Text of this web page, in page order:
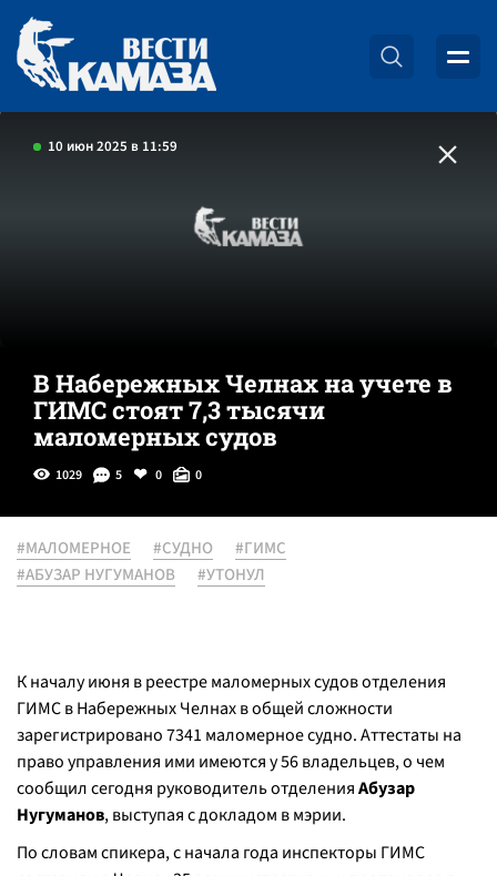
10 июн 2025 в 11:59
В Набережных Челнах на учете в
ГИМС стоят 7,3 тысячи
маломерных судов
1029 5 0 0
#МАЛОМЕРНОЕ #СУДНО
#ГИМС
#АБУЗАР НУГУМАНОВ
#УТОНУЛ
К началу июня в реестре маломерных судов отделения
ГИМС в Набережных Челнах в общей сложности
зарегистрировано 7341 маломерное судно. Аттестаты на
право управления ими имеются у 56 владельцев, о чем
сообщил сегодня руководитель отделенияАбузар
Нугуманов, выступая с докладом в мэрии.
По словам спикера, с начала года инспекторы ГИМС